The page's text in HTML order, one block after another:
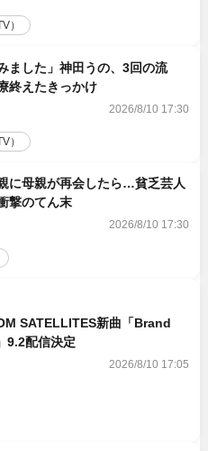
）
ました」神田うの、3回の流
えたきっかけ
2026/8/10 17:30
）
に母親が再会したら…貧乏芸人
撃のてん末
2026/8/10 17:30
SATELLITES新曲「Brand
9.2配信決定
2026/8/10 17:05